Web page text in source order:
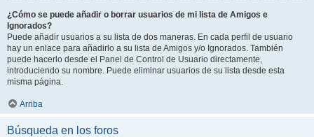
¿Cómo se puede añadir o borrar usuarios de mi lista de Amigos e
Ignorados?
Puede añadir usuarios a su lista de dos maneras. En cada perfil de usuario
hay un enlace para añadirlo a su lista de Amigos y/o Ignorados. También
puede hacerlo desde el Panel de Control de Usuario directamente,
introduciendo su nombre. Puede eliminar usuarios de su lista desde esta
misma página.
Arriba
Búsqueda en los foros